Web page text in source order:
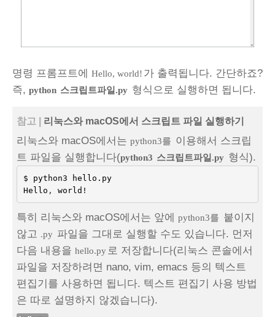
명령 프롬프트에 Hello, world! 가 출력됩니다. 간단하죠?
즉, python 스크립트파일.py 형식으로 실행하면 됩니다.
참고 | 리눅스와 macOS에서 스크립트 파일 실행하기
리눅스와 macOS에서는 python3를 이용해서 스크립
트 파일을 실행합니다(python3 스크립트파일.py 형식).
$ python3 hello . py
Hello , world !
특히 리눅스와 macOS에서는 앞에 python3를 붙이지
않고 .py 파일을 그대로 실행할 수도 있습니다. 먼저
다음 내용을 hello.py로 저장합니다(리눅스 콘솔에서
파일을 저장하려면 nano, vim, emacs 등의 텍스트
편집기를 사용하면 됩니다. 텍스트 편집기 사용 방법
은 따로 설명하지 않겠습니다).